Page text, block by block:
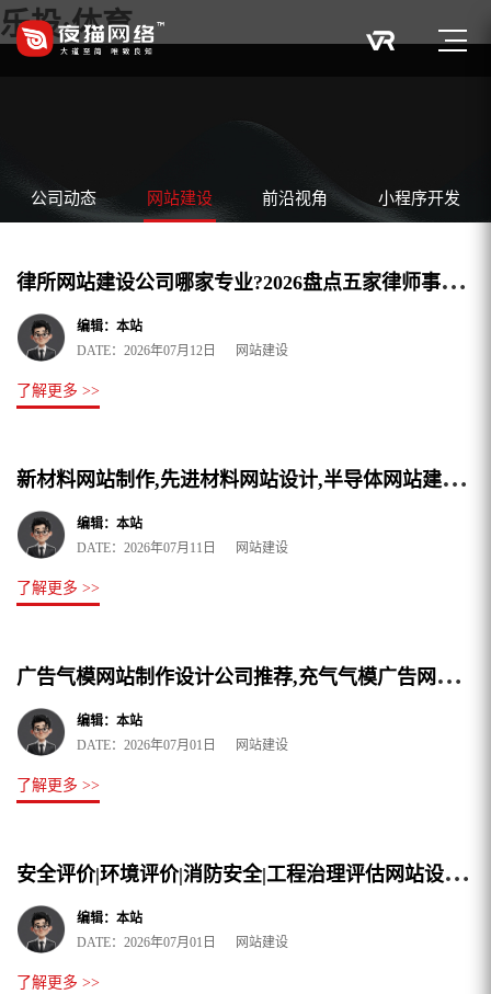
乐投·体育
公司动态 网站建设 前沿视角 小程序开发
律
所网站建设公司哪家专业?2026盘点五家律师事务所网站制作设计公司
编辑：本站
DATE：2026年07月12日 网站建设
了解更多 >>
新
材料网站制作,先进材料网站设计,半导体网站建设公司优选夜猫网络科技
编辑：本站
DATE：2026年07月11日 网站建设
了解更多 >>
广
告气模网站制作设计公司推荐,充气气模广告网站建设公司哪家好,本文精选汇总5家
编辑：本站
DATE：2026年07月01日 网站建设
了解更多 >>
安
全评价|环境评价|消防安全|工程治理评估网站设计建设公司哪家更专业?
编辑：本站
DATE：2026年07月01日 网站建设
了解更多 >>